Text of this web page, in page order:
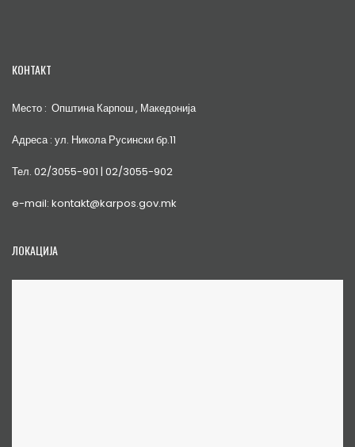
КОНТАКТ
Место : Општина Карпош , Македонија
Адреса : ул. Никола Русински бр.11
Тел. 02/3055-901 | 02/3055-902
e-mail: kontakt@karpos.gov.mk
ЛОКАЦИЈА